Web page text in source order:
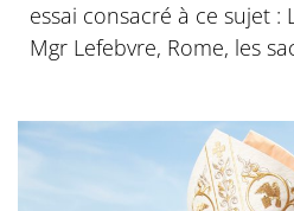
essai consacré à ce sujet
Mgr Lefebvre, Rome, les